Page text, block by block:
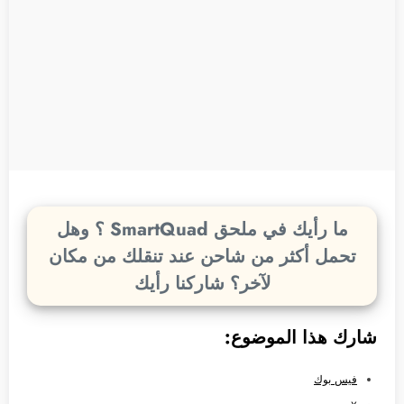
ما رأيك في ملحق SmartQuad ؟ وهل
تحمل أكثر من شاحن عند تنقلك من مكان
لآخر؟ شاركنا رأيك
شارك هذا الموضوع:
فيس بوك